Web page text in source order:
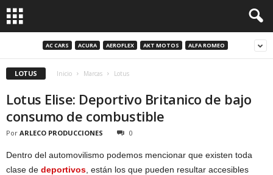
AC CARS ACURA AEROFLEX AKT MOTOS ALFA ROMEO
LOTUS Inicio Marcas Lotus
Lotus Elise: Deportivo Britanico de bajo
consumo de combustible
Por ARLECO PRODUCCIONES 0
Dentro del automovilismo podemos mencionar que existen toda
clase de deportivos , están los que pueden resultar accesibles